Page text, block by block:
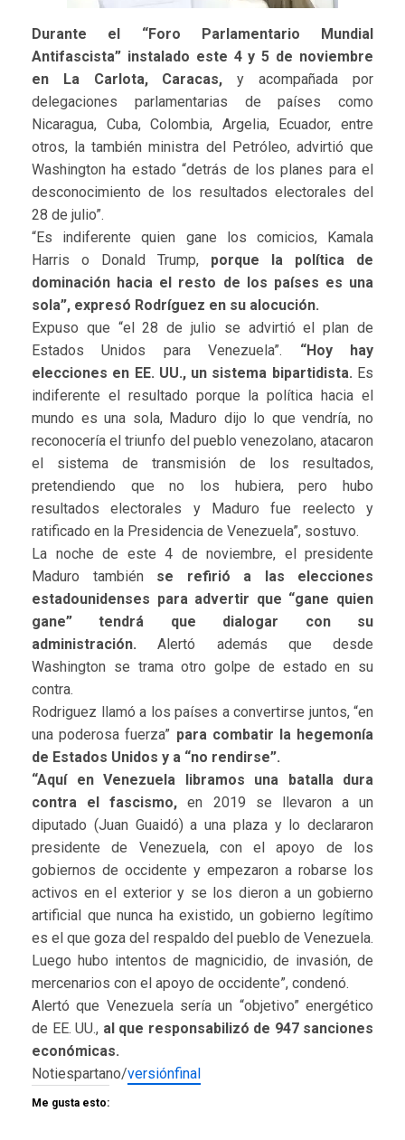
Durante el “Foro Parlamentario Mundial
Antifascista” instalado este 4 y 5 de noviembre
en La Carlota, Caracas, y acompañada por
delegaciones parlamentarias de países como
Nicaragua, Cuba, Colombia, Argelia, Ecuador, entre
otros, la también ministra del Petróleo, advirtió que
Washington ha estado “detrás de los planes para el
desconocimiento de los resultados electorales del
28 de julio”.
“Es indiferente quien gane los comicios, Kamala
Harris o Donald Trump, porque la política de
dominación hacia el resto de los países es una
sola”, expresó Rodríguez en su alocución.
Expuso que “el 28 de julio se advirtió el plan de
Estados Unidos para Venezuela”. “Hoy hay
elecciones en EE. UU., un sistema bipartidista. Es
indiferente el resultado porque la política hacia el
mundo es una sola, Maduro dijo lo que vendría, no
reconocería el triunfo del pueblo venezolano, atacaron
el sistema de transmisión de los resultados,
pretendiendo que no los hubiera, pero hubo
resultados electorales y Maduro fue reelecto y
ratificado en la Presidencia de Venezuela”, sostuvo.
La noche de este 4 de noviembre, el presidente
Maduro también se refirió a las elecciones
estadounidenses para advertir que “gane quien
gane” tendrá que dialogar con su
administración. Alertó además que desde
Washington se trama otro golpe de estado en su
contra.
Rodriguez llamó a los países a convertirse juntos, “en
una poderosa fuerza” para combatir la hegemonía
de Estados Unidos y a “no rendirse”.
“Aquí en Venezuela libramos una batalla dura
contra el fascismo, en 2019 se llevaron a un
diputado (Juan Guaidó) a una plaza y lo declararon
presidente de Venezuela, con el apoyo de los
gobiernos de occidente y empezaron a robarse los
activos en el exterior y se los dieron a un gobierno
artificial que nunca ha existido, un gobierno legítimo
es el que goza del respaldo del pueblo de Venezuela.
Luego hubo intentos de magnicidio, de invasión, de
mercenarios con el apoyo de occidente”, condenó.
Alertó que Venezuela sería un “objetivo” energético
de EE. UU., al que responsabilizó de 947 sanciones
económicas.
Notiespartano/versiónfinal
Me gusta esto: